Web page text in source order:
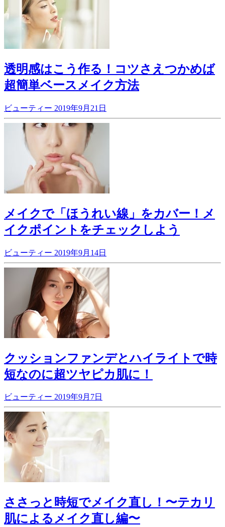
透明感はこう作る！コツさえつかめば
超簡単ベースメイク方法
ビューティー 2019年9月21日
メイクで「ほうれい線」をカバー！メ
イクポイントをチェックしよう
ビューティー 2019年9月14日
クッションファンデとハイライトで時
短なのに超ツヤピカ肌に！
ビューティー 2019年9月7日
ささっと時短でメイク直し！〜テカリ
肌によるメイク直し編〜